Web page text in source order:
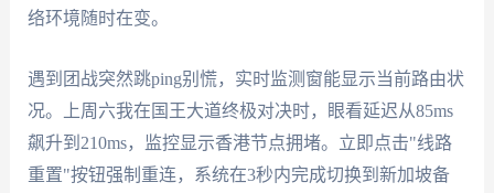
络环境随时在变。
遇到团战突然跳ping别慌，实时监测窗能显示当前路由状
况。上周六我在国王大道终极对决时，眼看延迟从85ms
飙升到210ms，监控显示香港节点拥堵。立即点击"线路
重置"按钮强制重连，系统在3秒内完成切换到新加坡备